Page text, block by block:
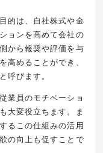
的は、自社株式や金
ョンを高めて会社の
から報奨や評価を与
高めることができ、
呼びます。
業員のモチベーショ
大変役立ちます。ま
るこの仕組みの活用
の向上も促すことで